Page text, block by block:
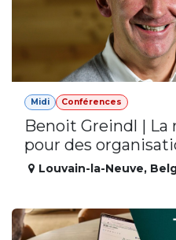
Midi Conférences
Benoit Greindl | La
pour des
Louvain-la-Neuve,